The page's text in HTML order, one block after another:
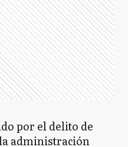
por el delito de
administración